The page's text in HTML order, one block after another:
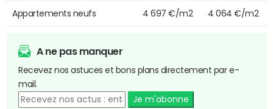
Appartements neufs 4 697 €/m2 4 064 €/m2
A ne pas manquer
Recevez nos astuces et bons plans directement par e-
mail.
Je m'abonne